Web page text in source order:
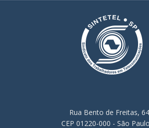
Rua Bento de Freitas,
CEP 01220-000 - São